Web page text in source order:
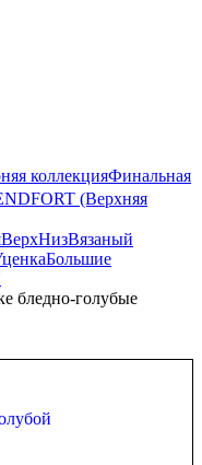
коллекцияФинальная
(Верхняя
ВерхНизВязаный
Большие
бледно-голубые